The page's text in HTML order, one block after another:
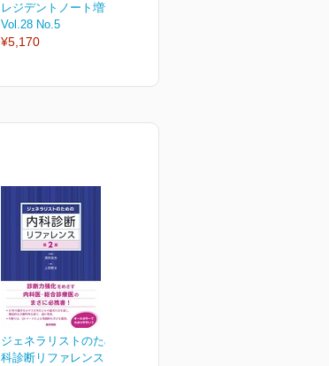
レジデントノート増刊
Vol.28 No.5
¥5,170
ジェネラリストのための内
科診断リファレンス 第2版